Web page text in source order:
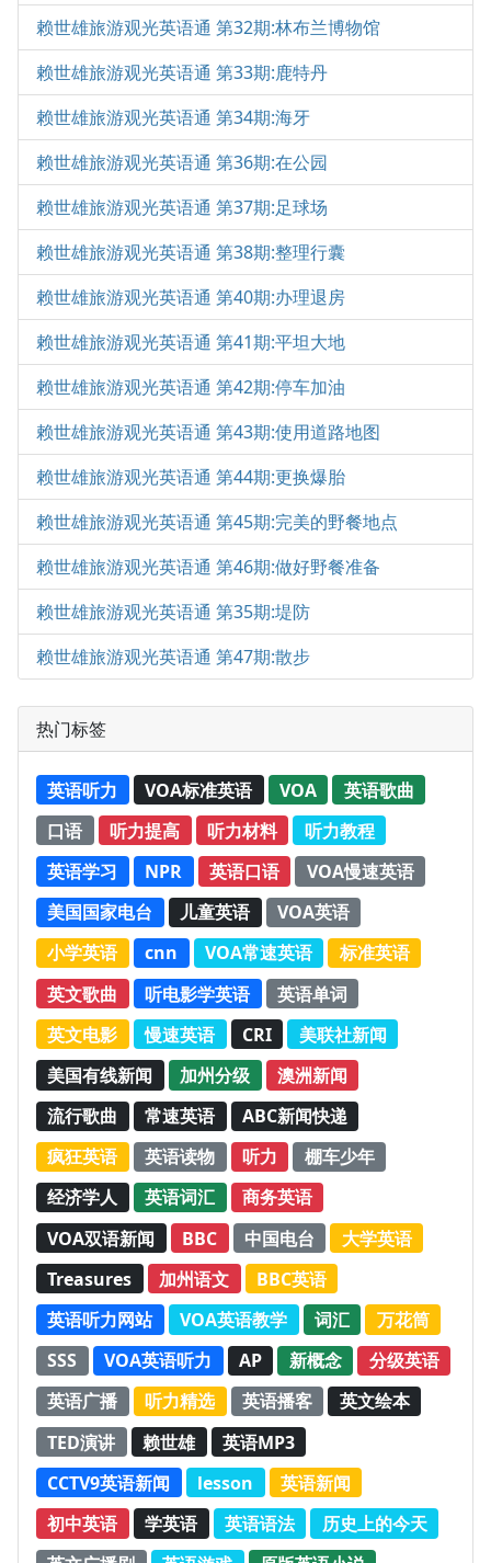
赖世雄旅游观光英语通 第32期:林布兰博物馆
赖世雄旅游观光英语通 第33期:鹿特丹
赖世雄旅游观光英语通 第34期:海牙
赖世雄旅游观光英语通 第36期:在公园
赖世雄旅游观光英语通 第37期:足球场
赖世雄旅游观光英语通 第38期:整理行囊
赖世雄旅游观光英语通 第40期:办理退房
赖世雄旅游观光英语通 第41期:平坦大地
赖世雄旅游观光英语通 第42期:停车加油
赖世雄旅游观光英语通 第43期:使用道路地图
赖世雄旅游观光英语通 第44期:更换爆胎
赖世雄旅游观光英语通 第45期:完美的野餐地点
赖世雄旅游观光英语通 第46期:做好野餐准备
赖世雄旅游观光英语通 第35期:堤防
赖世雄旅游观光英语通 第47期:散步
热门标签
英语听力 VOA标准英语 VOA
英语歌曲
口语
听力提高 听力材料
听力教程
英语学习
NPR 英语口语
VOA慢速英语
美国国家电台
儿童英语
VOA英语
小学英语
cnn VOA常速英语
标准英语
英文歌曲
听电影学英语
英语单词
英文电影
慢速英语 CRI
美联社新闻
美国有线新闻
加州分级
澳洲新闻
流行歌曲
常速英语
ABC新闻快递
疯狂英语
英语读物 听力
棚车少年
经济学人
英语词汇
商务英语
VOA双语新闻
BBC 中国电台
大学英语
Treasures
加州语文
BBC英语
英语听力网站
VOA英语教学 词汇
万花筒
SSS
VOA英语听力 AP 新概念
分级英语
英语广播
听力精选 英语播客
英文绘本
TED演讲
赖世雄
英语MP3
CCTV9英语新闻
lesson
英语新闻
初中英语
学英语 英语语法
历史上的今天